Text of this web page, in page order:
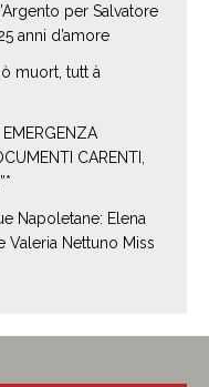
per Salvatore
anni d’amore
muort, tutt à
CARENTI,
Napoletane: Elena
Valeria Nettuno Miss